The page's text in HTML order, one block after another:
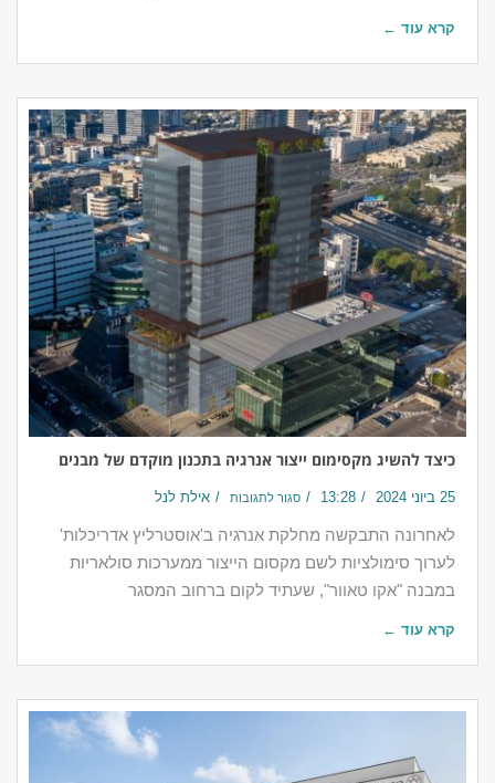
קרא עוד ←
כיצד להשיג מקסימום ייצור אנרגיה בתכנון מוקדם של מבנים
25 ביוני 2024 13:28 סגור לתגובות אילת לנל
לאחרונה התבקשה מחלקת אנרגיה ב'אוסטרליץ אדריכלות'
לערוך סימולציות לשם מקסום הייצור ממערכות סולאריות
במבנה "אקו טאוור", שעתיד לקום ברחוב המסגר
קרא עוד ←